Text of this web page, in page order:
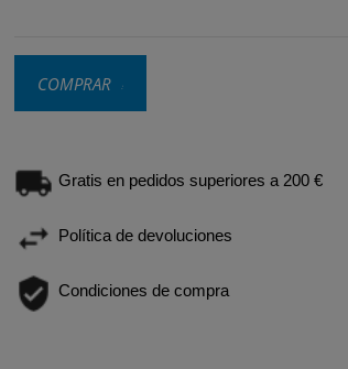
COMPRAR
Gratis en pedidos superiores a 200 €
Política de devoluciones
Condiciones de compra